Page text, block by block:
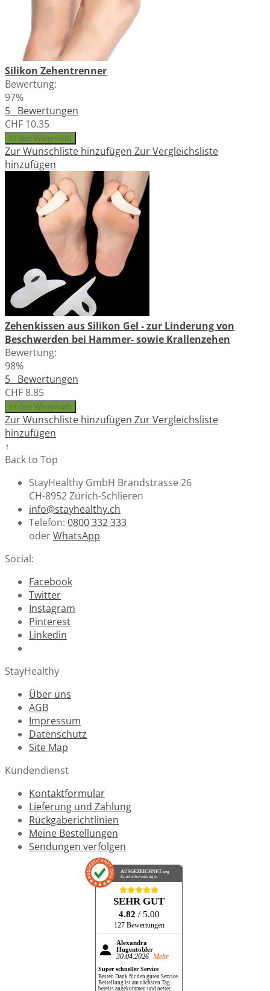
Silikon Zehentrenner
Bewertung:
97%
5 Bewertungen
CHF 10.35
In den Warenkorb
Zur Wunschliste hinzufügen Zur Vergleichsliste
hinzufügen
Zehenkissen aus Silikon Gel - zur Linderung von
Beschwerden bei Hammer- sowie Krallenzehen
Bewertung:
98%
5 Bewertungen
CHF 8.85
In den Warenkorb
Zur Wunschliste hinzufügen Zur Vergleichsliste
hinzufügen
↑
Back to Top
StayHealthy GmbH Brandstrasse 26
CH-8952 Zürich-Schlieren
info@stayhealthy.ch
Telefon: 0800 332 333
oderWhatsApp
Social:
Facebook
Twitter
Instagram
Pinterest
Linkedin
StayHealthy
Über uns
AGB
Impressum
Datenschutz
Site Map
Kundendienst
Kontaktformular
Lieferung und Zahlung
Rückgaberichtlinien
Meine Bestellungen
Sendungen verfolgen
AUSGEZEICHNET.org
Kundenbewertungen
SEHR GUT
4.82 / 5.00
127 Bewertungen
Alexandra
Hugentobler
30.04.2026 Mehr
Super schneller Service
Besten Dank für den guten Service.
Bestellung ist am nächsten Tag
bereits angekommen und netter